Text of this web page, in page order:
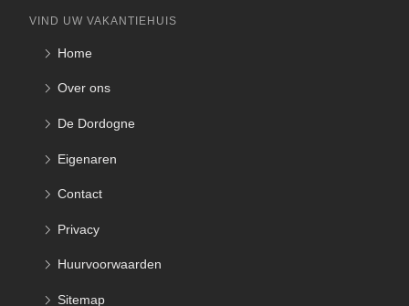
VIND UW VAKANTIEHUIS
Home
Over ons
De Dordogne
Eigenaren
Contact
Privacy
Huurvoorwaarden
Sitemap